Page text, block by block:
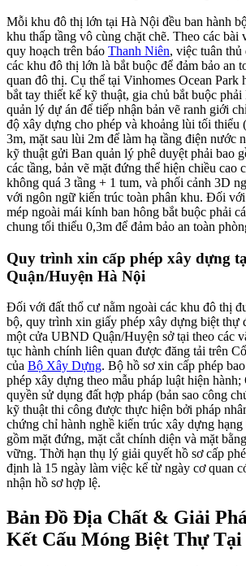
Mỗi khu đô thị lớn tại Hà Nội đều ban hành
khu thấp tầng vô cùng chặt chẽ. Theo các bài
quy hoạch trên báo Thanh Niên, việc tuân thủ
các khu đô thị lớn là bắt buộc để đảm bảo an
quan đô thị. Cụ thể tại Vinhomes Ocean Park
bắt tay thiết kế kỹ thuật, gia chủ bắt buộc
quản lý dự án để tiếp nhận bản vẽ ranh giới
độ xây dựng cho phép và khoảng lùi tối thiểu
3m, mặt sau lùi 2m để làm hạ tầng điện nước
kỹ thuật gửi Ban quản lý phê duyệt phải bao
các tầng, bản vẽ mặt đứng thể hiện chiều cao
không quá 3 tầng + 1 tum, và phối cảnh 3D
với ngôn ngữ kiến trúc toàn phân khu. Đối
mép ngoài mái kính ban hông bắt buộc phải
chung tối thiểu 0,3m để đảm bảo an toàn
Quy trình xin cấp phép xây dựng
Quận/Huyện Hà Nội
Đối với đất thổ cư nằm ngoài các khu đô thị
bộ, quy trình xin giấy phép xây dựng biệt thự
một cửa UBND Quận/Huyện sở tại theo các
tục hành chính liên quan được đăng tải trên
của Bộ Xây Dựng. Bộ hồ sơ xin cấp phép
phép xây dựng theo mẫu pháp luật hiện
quyền sử dụng đất hợp pháp (bản sao công
kỹ thuật thi công được thực hiện bởi pháp
chứng chỉ hành nghề kiến trúc xây dựng
gồm mặt đứng, mặt cắt chính diện và mặt
vững. Thời hạn thụ lý giải quyết hồ sơ cấp
định là 15 ngày làm việc kể từ ngày cơ quan
nhận hồ sơ hợp lệ.
Bản Đồ Địa Chất & Giải
Kết Cấu Móng Biệt Thự